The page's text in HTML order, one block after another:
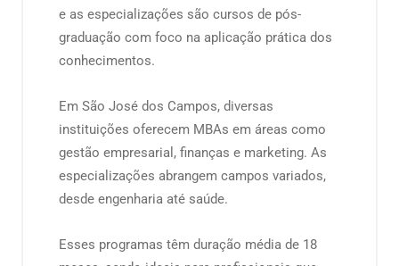
e as especializações são cursos de pós-
graduação com foco na aplicação prática dos
conhecimentos.
Em São José dos Campos, diversas
instituições oferecem MBAs em áreas como
gestão empresarial, finanças e marketing. As
especializações abrangem campos variados,
desde engenharia até saúde.
Esses programas têm duração média de 18